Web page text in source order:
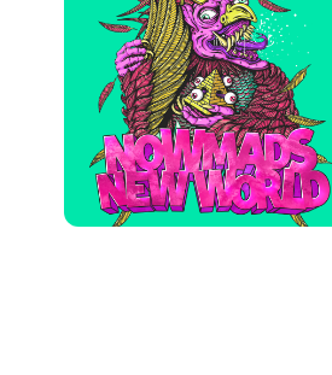
elrow News
Síguenos en tiktok
Síguenos en facebook
Síguenos en instagram
Síguenos en twitter
Síguenos en linkedin
Síguenos en
Política de Privacidad
Política de Cookies